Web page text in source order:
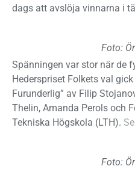
dags att avslöja vinnarna i
Foto:
Spänningen var stor när de
Hederspriset Folkets val
Furunderlig” av Filip
Thelin, Amanda Perols och
Tekniska Högskola (LTH).
Foto: